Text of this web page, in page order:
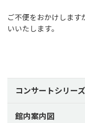
静岡・音楽館×科学館×美術
館内案内図
アクセス
コンサートシリーズ
館内案内図
ご不便をおかけします
いいたします。